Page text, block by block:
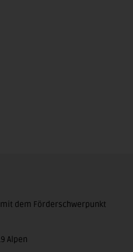
dem Förderschwerpunkt
Alpen